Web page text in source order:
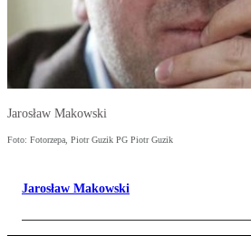
Jarosław Makowski
Foto: Fotorzepa, Piotr Guzik PG Piotr Guzik
Jarosław Makowski